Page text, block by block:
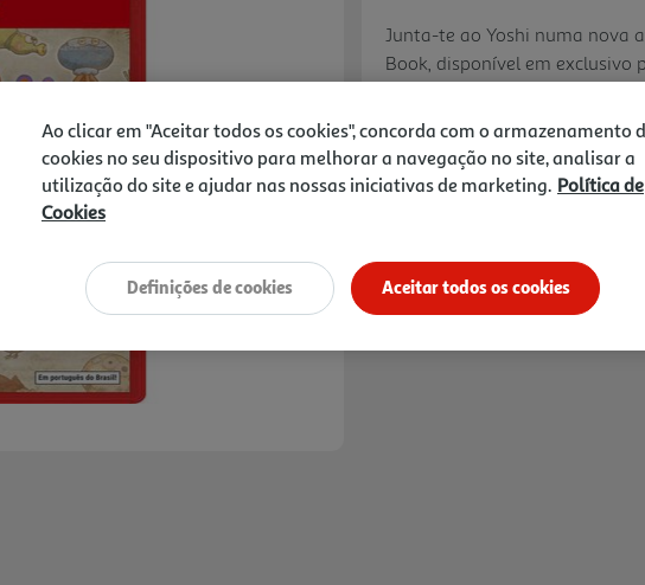
Next
Junta-te ao Yoshi numa nova
Book, disponível em exclusivo
onde vivem os Yoshis, uma
inesperadamente do céu. As
descobrir. Assim, o Yoshi entra
59,99 €
Ao clicar em "Aceitar todos os cookies", concorda com o armazenamento
cookies no seu dispositivo para melhorar a navegação no site, analisar a
utilização do site e ajudar nas nossas iniciativas de marketing. Política de
Cookies
Aceitar todos os cookies
Definições de cookies